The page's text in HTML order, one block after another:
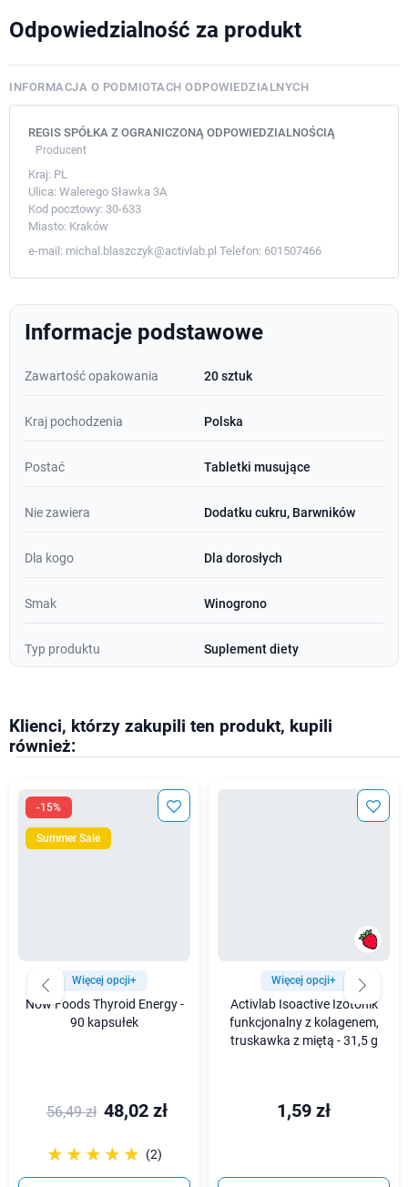
Odpowiedzialność za produkt
INFORMACJA O PODMIOTACH ODPOWIEDZIALNYCH
REGIS SPÓŁKA Z OGRANICZONĄ ODPOWIEDZIALNOŚCIĄ
Producent
Kraj: PL
Ulica: Walerego Sławka 3A
Kod pocztowy: 30-633
Miasto: Kraków
e-mail: michal.blaszczyk@activlab.pl Telefon: 601507466
Informacje podstawowe
Zawartość opakowania 20 sztuk
Kraj pochodzenia Polska
Postać Tabletki musujące
Nie zawiera Dodatku cukru, Barwników
Dla kogo Dla dorosłych
Smak Winogrono
Typ produktu Suplement diety
Klienci, którzy zakupili ten produkt, kupili
również:
-15%
Summer Sale
Więcej opcji+
Now Foods Thyroid Energy -
90 kapsułek
56,49 zł 48,02 zł
☆☆☆☆☆
★★★★★ (2)
Więcej opcji+
Activlab Isoactive Izotonik
funkcjonalny z kolagenem,
truskawka z miętą - 31,5 g
1,59 zł